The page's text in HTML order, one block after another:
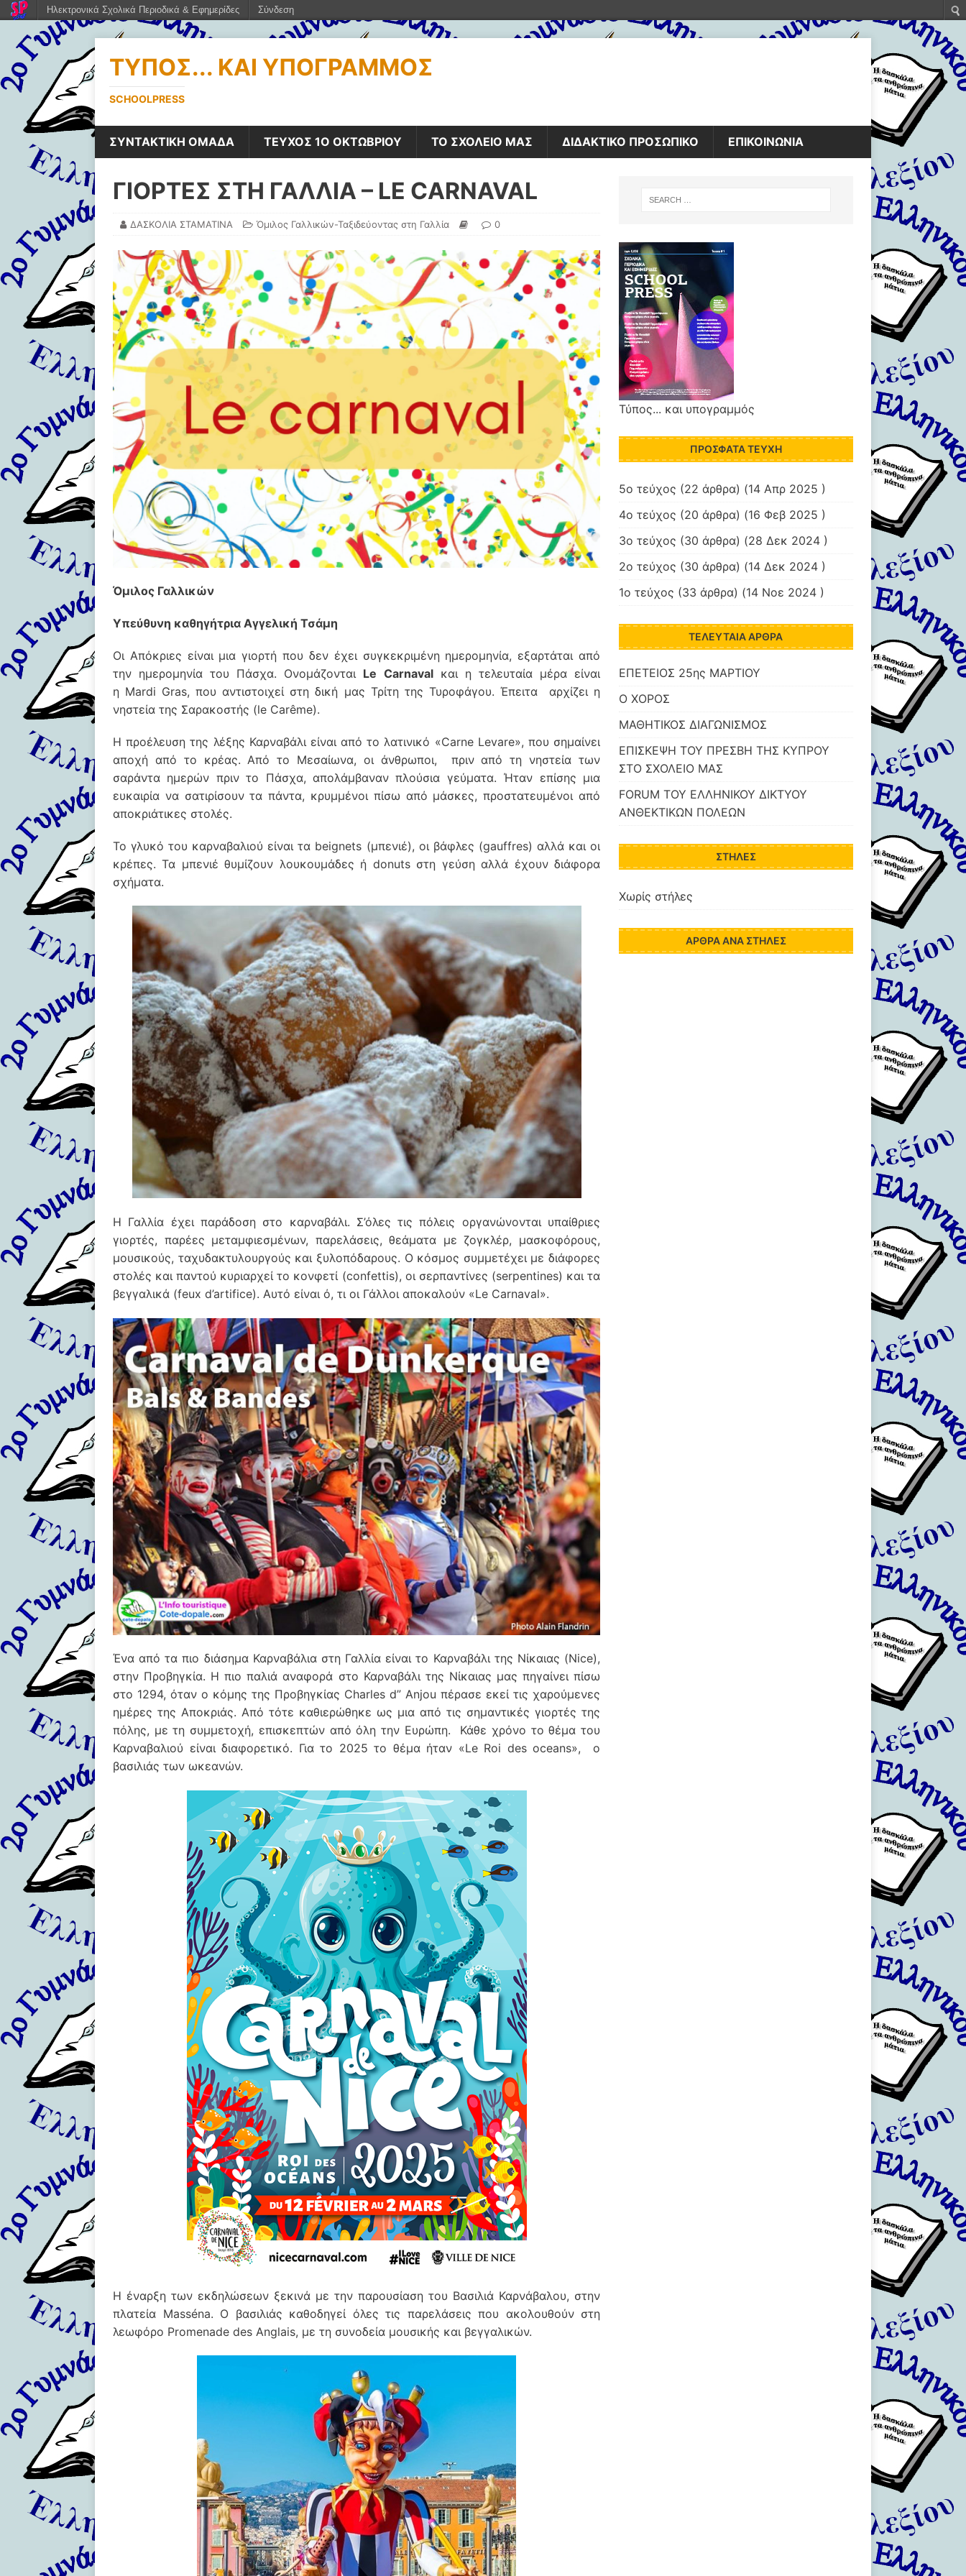
ΤΎΠΟΣ... ΚΑΙ ΥΠΟΓΡΑΜΜΌΣ
SCHOOLPRESS
ΣΥΝΤΑΚΤΙΚΗ ΟΜΑΔΑ ΤΕΥΧΟΣ 1Ο ΟΚΤΩΒΡΙΟΥ ΤΟ ΣΧΟΛΕΙΟ ΜΑΣ ΔΙΔΑΚΤΙΚΟ ΠΡΟΣΩΠΙΚΟ ΕΠΙΚΟΙΝΩΝΙΑ
ΓΙΟΡΤΕΣ ΣΤΗ ΓΑΛΛΙΑ – LE CARNAVAL
ΔΑΣΚΟΛΙΑ ΣΤΑΜΑΤΙΝΑ Όμιλος Γαλλικών-Ταξιδεύοντας στη Γαλλία 0
Όμιλος Γαλλικών
Υπεύθυνη καθηγήτρια Αγγελική Τσάμη
Οι Απόκριες είναι μια γιορτή που δεν έχει συγκεκριμένη ημερομηνία, εξαρτάται από
την ημερομηνία του Πάσχα. Ονομάζονται Le Carnavalκαι η τελευταία μέρα είναι
η Mardi Gras, που αντιστοιχεί στη δική μας Τρίτη της Τυροφάγου. Έπειτα αρχίζει η
νηστεία της Σαρακοστής (le Carême).
Η προέλευση της λέξης Καρναβάλι είναι από το λατινικό «Carne Levare», που σημαίνει
αποχή από το κρέας. Από το Μεσαίωνα, οι άνθρωποι, πριν από τη νηστεία των
σαράντα ημερών πριν το Πάσχα, απολάμβαναν πλούσια γεύματα. Ήταν επίσης μια
ευκαιρία να σατιρίσουν τα πάντα, κρυμμένοι πίσω από μάσκες, προστατευμένοι από
αποκριάτικες στολές.
Το γλυκό του καρναβαλιού είναι τα beignets (μπενιέ), οι βάφλες (gauffres) αλλά και οι
κρέπες. Τα μπενιέ θυμίζουν λουκουμάδες ή donuts στη γεύση αλλά έχουν διάφορα
σχήματα.
Η Γαλλία έχει παράδοση στο καρναβάλι. Σ’όλες τις πόλεις οργανώνονται υπαίθριες
γιορτές, παρέες μεταμφιεσμένων, παρελάσεις, θεάματα με ζογκλέρ, μασκοφόρους,
μουσικούς, ταχυδακτυλουργούς και ξυλοπόδαρους. Ο κόσμος συμμετέχει με διάφορες
στολές και παντού κυριαρχεί το κονφετί (confettis), οι σερπαντίνες (serpentines) και τα
βεγγαλικά (feux d’artifice). Αυτό είναι ό, τι οι Γάλλοι αποκαλούν «Le Carnaval».
Ένα από τα πιο διάσημα Καρναβάλια στη Γαλλία είναι το Καρναβάλι της Νίκαιας (Nice),
στην Προβηγκία. Η πιο παλιά αναφορά στο Καρναβάλι της Νίκαιας μας πηγαίνει πίσω
στο 1294, όταν ο κόμης της Προβηγκίας Charles d” Anjou πέρασε εκεί τις χαρούμενες
ημέρες της Αποκριάς. Από τότε καθιερώθηκε ως μια από τις σημαντικές γιορτές της
πόλης, με τη συμμετοχή, επισκεπτών από όλη την Ευρώπη. Κάθε χρόνο το θέμα του
Καρναβαλιού είναι διαφορετικό. Για το 2025 το θέμα ήταν «Le Roi des oceans», ο
βασιλιάς των ωκεανών.
Η έναρξη των εκδηλώσεων ξεκινά με την παρουσίαση του Βασιλιά Καρνάβαλου, στην
πλατεία Masséna. Ο βασιλιάς καθοδηγεί όλες τις παρελάσεις που ακολουθούν στη
λεωφόρο Promenade des Anglais, με τη συνοδεία μουσικής και βεγγαλικών.
Τύπος... και υπογραμμός
ΠΡΌΣΦΑΤΑ ΤΕΎΧΗ
5ο τεύχος (22 άρθρα) (14 Απρ 2025 )
4ο τεύχος (20 άρθρα) (16 Φεβ 2025 )
3ο τεύχος (30 άρθρα) (28 Δεκ 2024 )
2ο τεύχος (30 άρθρα) (14 Δεκ 2024 )
1ο τεύχος (33 άρθρα) (14 Νοε 2024 )
ΤΕΛΕΥΤΑΊΑ ΆΡΘΡΑ
ΕΠΕΤΕΙΟΣ 25ης ΜΑΡΤΙΟΥ
Ο ΧΟΡΟΣ
ΜΑΘΗΤΙΚΟΣ ΔΙΑΓΩΝΙΣΜΟΣ
ΕΠΙΣΚΕΨΗ ΤΟΥ ΠΡΕΣΒΗ ΤΗΣ ΚΥΠΡΟΥ
ΣΤΟ ΣΧΟΛΕΙΟ ΜΑΣ
FORUM ΤΟΥ ΕΛΛΗΝΙΚΟΥ ΔΙΚΤΥΟΥ
ΑΝΘΕΚΤΙΚΩΝ ΠΟΛΕΩΝ
ΣΤΉΛΕΣ
Χωρίς στήλες
ΆΡΘΡΑ ΑΝΆ ΣΤΉΛΕΣ
Ηλεκτρονικά Σχολικά Περιοδικά & Εφημερίδες Σύνδεση